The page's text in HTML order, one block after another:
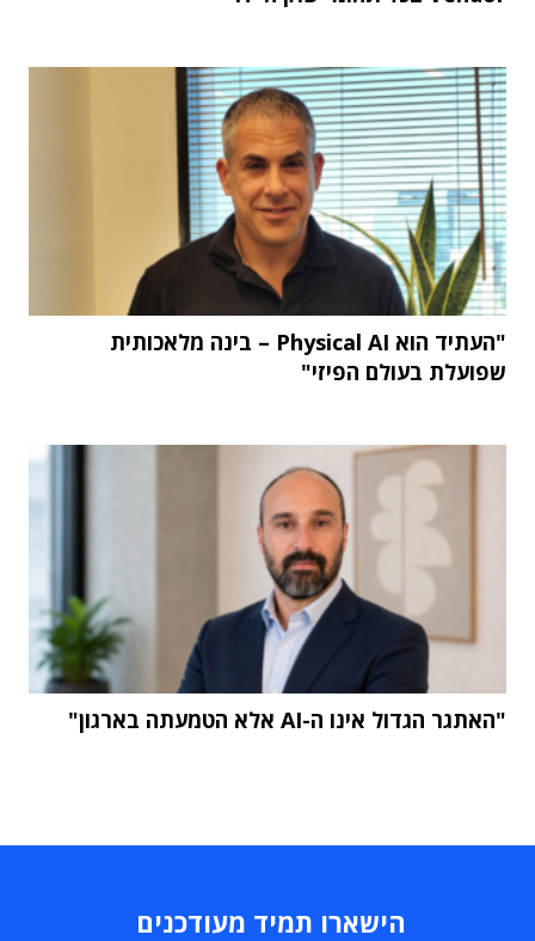
"העתיד הוא Physical AI – בינה מלאכותית
שפועלת בעולם הפיזי"
"האתגר הגדול אינו ה-AI אלא הטמעתה בארגון"
הישארו תמיד מעודכנים